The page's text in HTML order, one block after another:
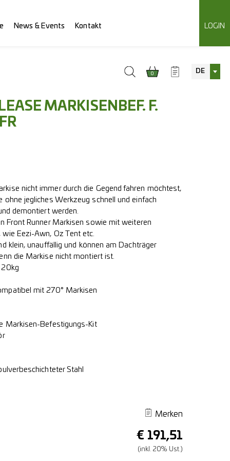
News & Events Kontakt LOGIN
0 DE
MARKISENBEF. F.
nicht immer durch die Gegend fahren möchtest,
ohne jegliches Werkzeug schnell und einfach
demontiert werden.
Front Runner Markisen sowie mit weiteren
Eezi-Awn, Oz Tent etc.
klein, unauffällig und können am Dachträger
die Markise nicht montiert ist.
20kg
mit 270° Markisen
Markisen-Befestigungs-Kit
Stahl
Merken
€ 191,51
(inkl. 20% Ust.)